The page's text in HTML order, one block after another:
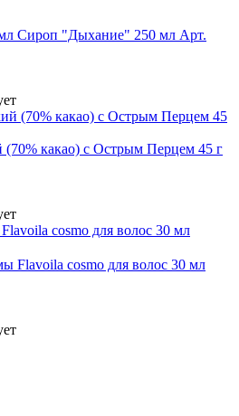
Сироп "Дыхание" 250 мл Арт.
какао) с Острым Перцем 45 г
Flavoila cosmo для волос 30 мл